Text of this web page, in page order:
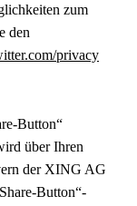
zum
den
privacy
Button“
über Ihren
der XING AG
Button“-